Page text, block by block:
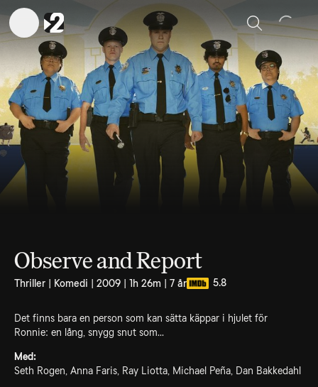
Sök
Observe and Report
Thriller | Komedi | 2009 | 1h 26m | 7 år 5.8
Det finns bara en person som kan sätta käppar i hjulet för
Ronnie: en lång, snygg snut som...
Med:
Seth Rogen, Anna Faris, Ray Liotta, Michael Peña, Dan Bakkedahl